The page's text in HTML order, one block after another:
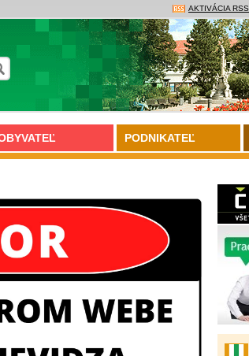
AKTIVÁCIA RSS
PODNIKATEĽ